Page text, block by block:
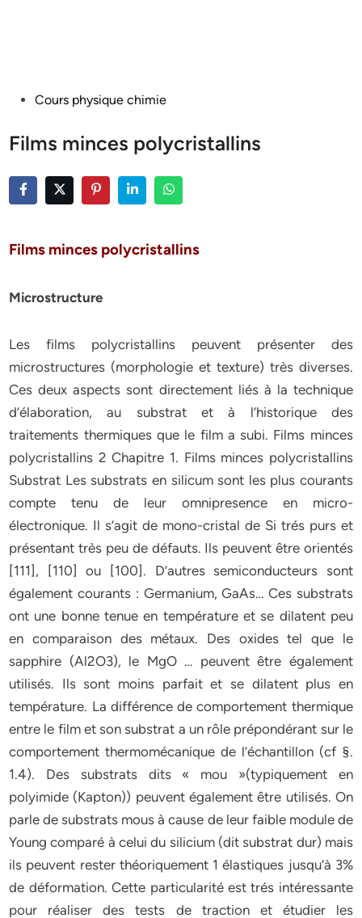
PostedCours physique chimie
Films minces polycristallins
Films minces polycristallins
Microstructure
Les films polycristallins peuvent présenter des
microstructures (morphologie et texture) très diverses.
Ces deux aspects sont directement liés à la technique
d’élaboration, au substrat et à l’historique des
traitements thermiques que le film a subi. Films minces
polycristallins 2 Chapitre 1. Films minces polycristallins
Substrat Les substrats en silicum sont les plus courants
compte tenu de leur omnipresence en micro-
électronique. Il s’agit de mono-cristal de Si trés purs et
présentant très peu de défauts. Ils peuvent être orientés
[111], [110] ou [100]. D’autres semiconducteurs sont
également courants : Germanium, GaAs… Ces substrats
ont une bonne tenue en température et se dilatent peu
en comparaison des métaux. Des oxides tel que le
sapphire (Al2O3), le MgO … peuvent être également
utilisés. Ils sont moins parfait et se dilatent plus en
température. La différence de comportement thermique
entre le film et son substrat a un rôle prépondérant sur le
comportement thermomécanique de l’échantillon (cf §.
1.4). Des substrats dits « mou »(typiquement en
polyimide (Kapton)) peuvent également être utilisés. On
parle de substrats mous à cause de leur faible module de
Young comparé à celui du silicium (dit substrat dur) mais
ils peuvent rester théoriquement 1 élastiques jusqu’à 3%
de déformation. Cette particularité est trés intéressante
pour réaliser des tests de traction et étudier les